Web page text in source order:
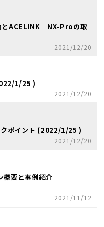
とACELINK NX-Proの取
2021/12/20
1/25 )
2021/12/20
クポイント (2022/1/25 )
2021/12/20
概要と事例紹介
2021/11/12